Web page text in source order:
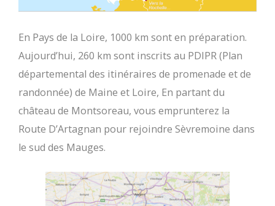
En Pays de la Loire, 1000 km sont en préparation.
Aujourd’hui, 260 km sont inscrits au PDIPR (Plan
départemental des itinéraires de promenade et de
randonnée) de Maine et Loire, En partant du
château de Montsoreau, vous emprunterez la
Route D’Artagnan pour rejoindre Sèvremoine dans
le sud des Mauges.